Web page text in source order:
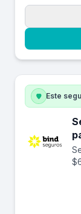
Este